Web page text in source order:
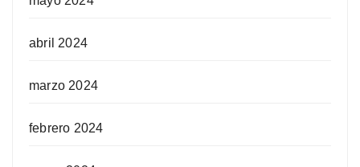
abril 2024
marzo 2024
febrero 2024